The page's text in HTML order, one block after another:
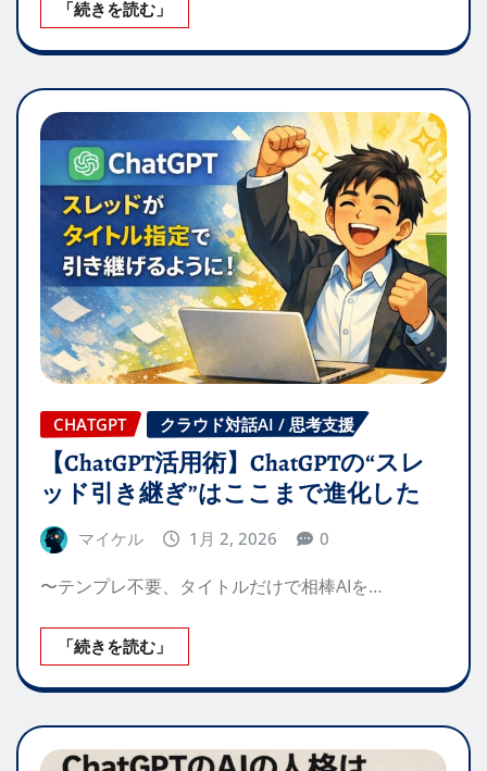
「続きを読む」
CHATGPT クラウド対話AI / 思考支援
【ChatGPT活用術】ChatGPTの“スレ
ッド引き継ぎ”はここまで進化した
マイケル 1月 2, 2026 0
〜テンプレ不要、タイトルだけで相棒AIを…
「続きを読む」